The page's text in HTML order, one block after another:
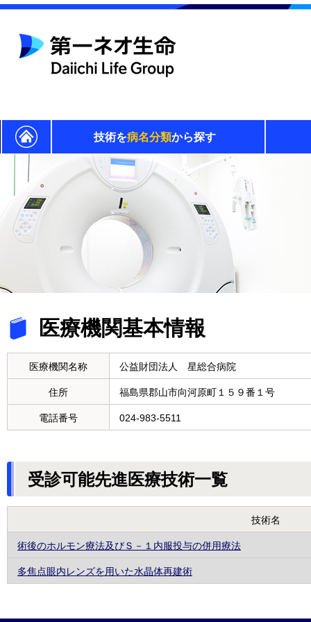
技術を病名分類から探す
医療機関基本情報
医療機関名称 公益財団法人 星総合病院
住所 福島県郡山市向河原町１５９番１号
電話番号 024-983-5511
受診可能先進医療技術一覧
技術名
術後のホルモン療法及びＳ－１内服投与の併用療法
多焦点眼内レンズを用いた水晶体再建術